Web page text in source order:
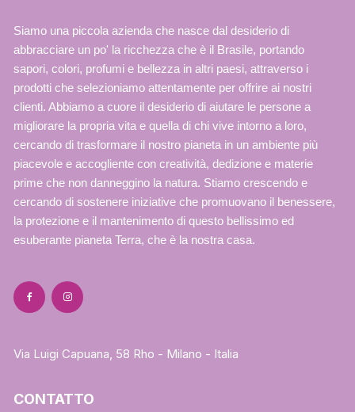
Siamo una piccola azienda che nasce dal desiderio di
abbracciare un po' la ricchezza che è il Brasile, portando
sapori, colori, profumi e bellezza in altri paesi, attraverso i
prodotti che selezioniamo attentamente per offrire ai nostri
clienti. Abbiamo a cuore il desiderio di aiutare le persone a
migliorare la propria vita e quella di chi vive intorno a loro,
cercando di trasformare il nostro pianeta in un ambiente più
piacevole e accogliente con creatività, dedizione e materie
prime che non danneggino la natura. Stiamo crescendo e
cercando di sostenere iniziative che promuovano il benessere,
la protezione e il mantenimento di questo bellissimo ed
esuberante pianeta Terra, che è la nostra casa.
Via Luigi Capuana, 58 Rho - Milano - Italia
CONTATTO